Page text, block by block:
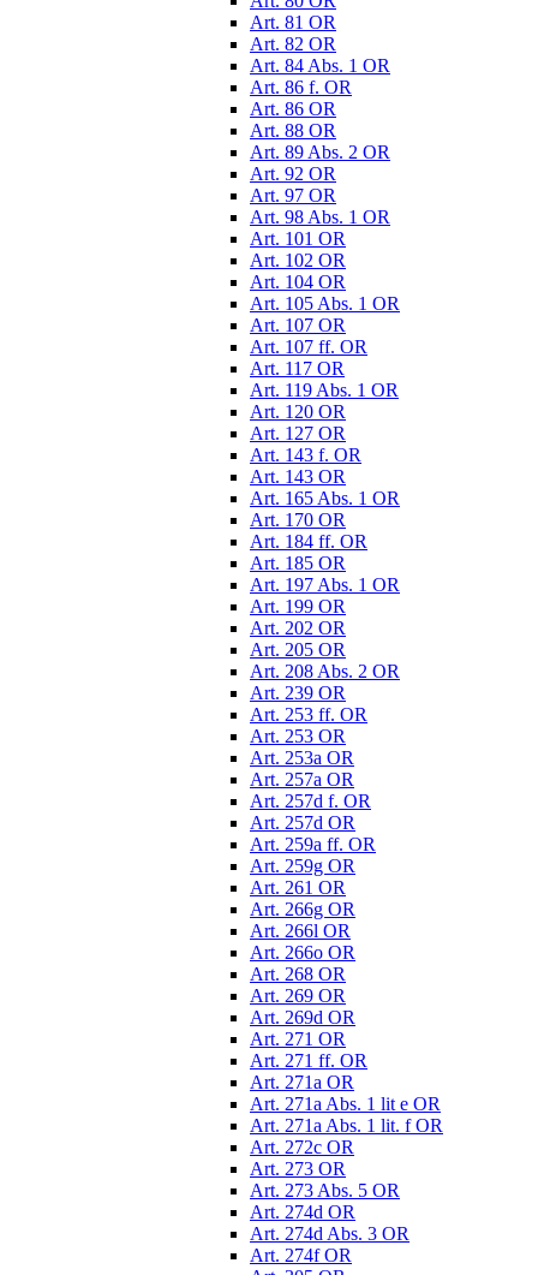
Art. 81 OR
Art. 82 OR
Art. 84 Abs. 1 OR
Art. 86 f. OR
Art. 86 OR
Art. 88 OR
Art. 89 Abs. 2 OR
Art. 92 OR
Art. 97 OR
Art. 98 Abs. 1 OR
Art. 101 OR
Art. 102 OR
Art. 104 OR
Art. 105 Abs. 1 OR
Art. 107 OR
Art. 107 ff. OR
Art. 117 OR
Art. 119 Abs. 1 OR
Art. 120 OR
Art. 127 OR
Art. 143 f. OR
Art. 143 OR
Art. 165 Abs. 1 OR
Art. 170 OR
Art. 184 ff. OR
Art. 185 OR
Art. 197 Abs. 1 OR
Art. 199 OR
Art. 202 OR
Art. 205 OR
Art. 208 Abs. 2 OR
Art. 239 OR
Art. 253 ff. OR
Art. 253 OR
Art. 253a OR
Art. 257a OR
Art. 257d f. OR
Art. 257d OR
Art. 259a ff. OR
Art. 259g OR
Art. 261 OR
Art. 266g OR
Art. 266l OR
Art. 266o OR
Art. 268 OR
Art. 269 OR
Art. 269d OR
Art. 271 OR
Art. 271 ff. OR
Art. 271a OR
Art. 271a Abs. 1 lit e OR
Art. 271a Abs. 1 lit. f OR
Art. 272c OR
Art. 273 OR
Art. 273 Abs. 5 OR
Art. 274d OR
Art. 274d Abs. 3 OR
Art. 274f OR